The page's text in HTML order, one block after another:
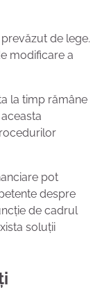
de lege.
modificare a
la timp rămâne
pot
despre
de cadrul
soluții